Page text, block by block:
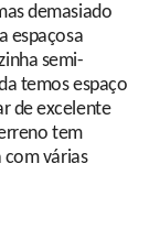
demasiado
espaçosa
semi-
temos espaço
de excelente
tem
com várias